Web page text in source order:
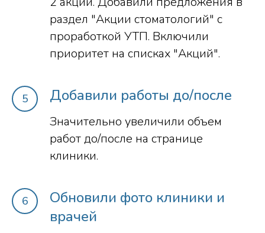
раздел "Акции стоматологий" с
проработкой УТП. Включили
приоритет на списках "Акций".
Добавили работы до/после
Значительно увеличили объем
работ до/после на странице
клиники.
Обновили фото клиники и
врачей